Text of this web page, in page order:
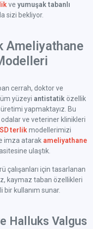
ve yumuşak tabanlı
sizi bekliyor.
Ameliyathane
cerrah, doktor ve
yüzeyi antistatik özellik
üretimi yapmaktayız. Bu
ve veteriner klinikleri
terlik modellerimizi
imza atarak ameliyathane
ulaştık.
çalışanları için tasarlanan
kaymaz taban özellikleri
bir kullanım sunar.
Halluks Valgus